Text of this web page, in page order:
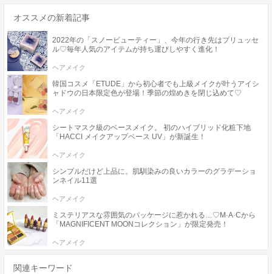
オススメの新着記事
2022年の「スノービューティー」、今年の行き先はブリュッセ
ル♡毎年人気のアイテムが持ち運びしやすく進化！
ヘアメイク
韓国コスメ「ETUDE」から初心者でも上級メイクが叶うアイシ
ャドウの日本限定色が登場！季節の煌めきを閉じ込めて♡
ヘアメイク
シートマスク級のベースメイク。 初のハイブリッド化粧下地
「HACCI メイクアップベース UV」が新誕生！
ヘアメイク
シンプルだけど上品に。肌馴染みの良いカラーのグラデーショ
ンネイル11選
ヘアメイク
ミステリアスな雰囲気のパッケージに惹かれる…♡M·A·Cから
「MAGNIFICENT MOONコレクション」が限定発売！
ヘアメイク
関連キーワード